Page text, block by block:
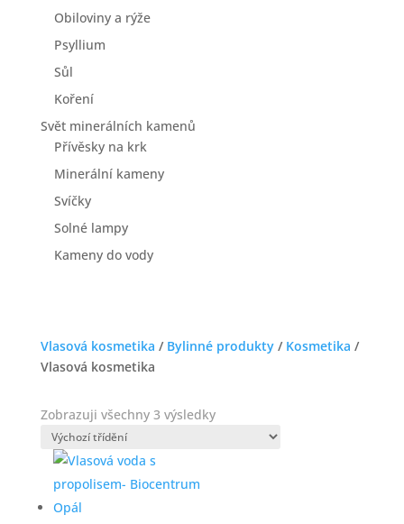
Obiloviny a rýže
Psyllium
Sůl
Koření
Svět minerálních kamenů
Přívěsky na krk
Minerální kameny
Svíčky
Solné lampy
Kameny do vody
Vlasová kosmetika / Bylinné produkty/ Kosmetika /
Vlasová kosmetika
Zobrazuji všechny 3 výsledky